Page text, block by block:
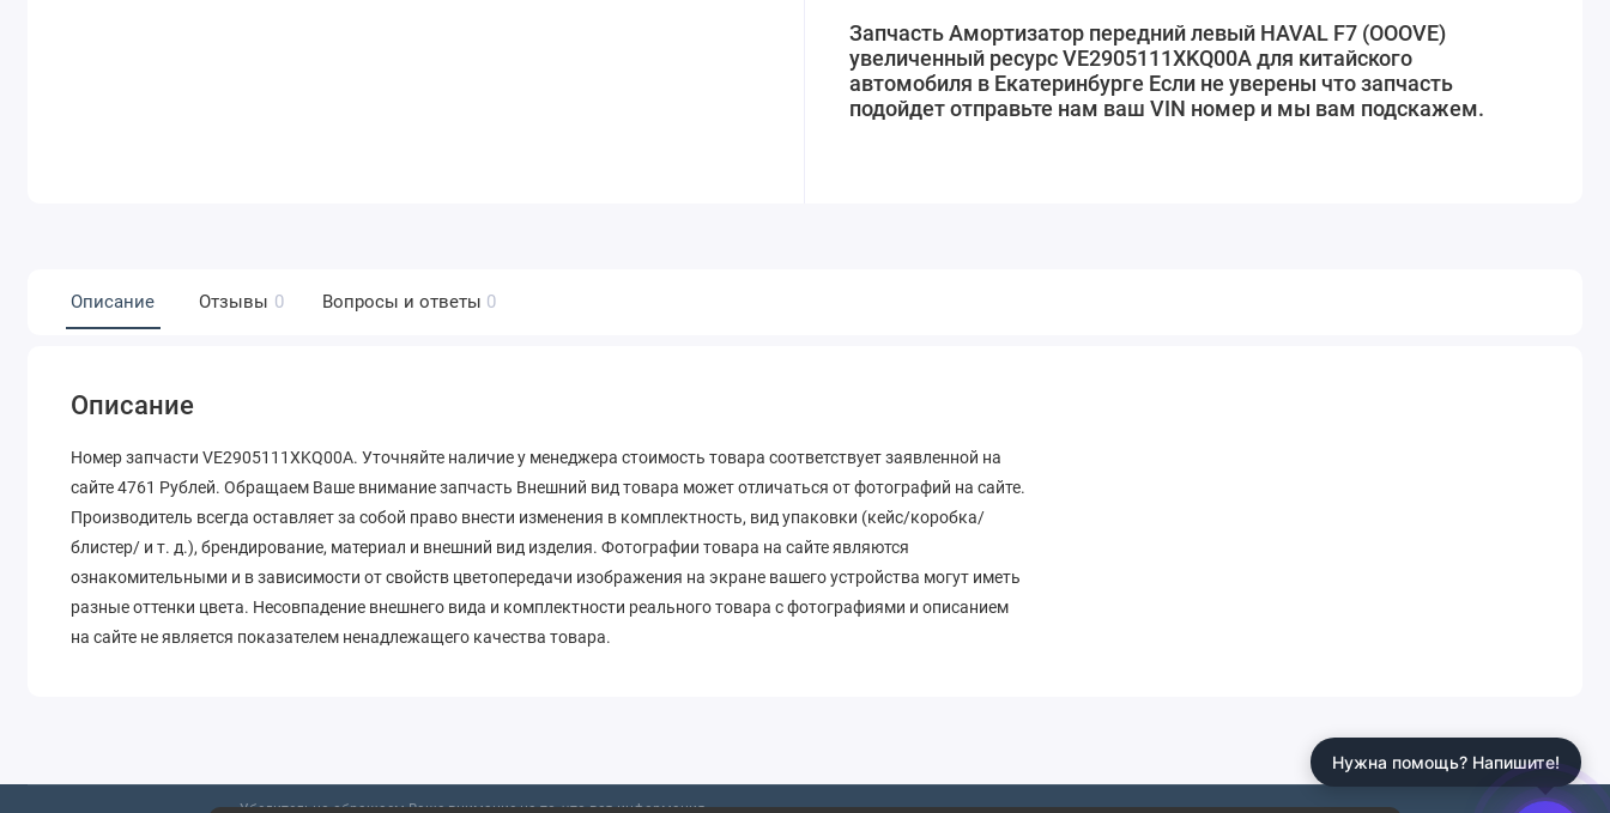
Запчасть Амортизатор передний левый HAVAL F7 (OOOVE)
увеличенный ресурс VE2905111XKQ00A для китайского
автомобиля в Екатеринбурге Если не уверены что запчасть
подойдет отправьте нам ваш VIN номер и мы вам подскажем.
Описание Отзывы 0 Вопросы и ответы 0
Описание
Номер запчасти VE2905111XKQ00A. Уточняйте наличие у менеджера стоимость товара соответствует заявленной на
сайте 4761 Рублей. Обращаем Ваше внимание запчасть Внешний вид товара может отличаться от фотографий на сайте.
Производитель всегда оставляет за собой право внести изменения в комплектность, вид упаковки (кейс/коробка/
блистер/ и т. д.), брендирование, материал и внешний вид изделия. Фотографии товара на сайте являются
ознакомительными и в зависимости от свойств цветопередачи изображения на экране вашего устройства могут иметь
разные оттенки цвета. Несовпадение внешнего вида и комплектности реального товара с фотографиями и описанием
на сайте не является показателем ненадлежащего качества товара.
Нужна помощь? Напишите!